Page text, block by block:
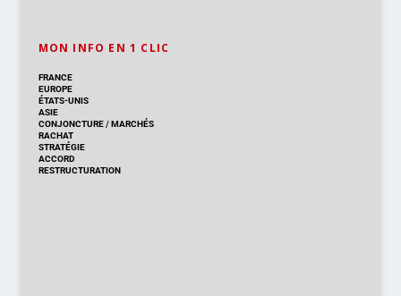
MON INFO EN 1 CLIC
FRANCE
EUROPE
ÉTATS-UNIS
ASIE
CONJONCTURE/MARCHÉS
RACHAT
STRATÉGIE
ACCORD
RESTRUCTURATION